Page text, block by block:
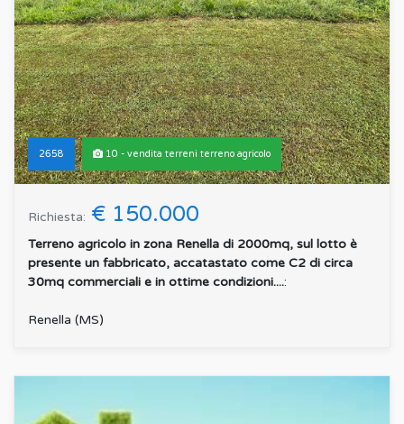
2658 10 - vendita terreni terreno agricolo
Richiesta: € 150.000
Terreno agricolo in zona Renella di 2000mq, sul lotto è
presente un fabbricato, accatastato come C2 di circa
30mq commerciali e in ottime condizioni....:
Renella (MS)